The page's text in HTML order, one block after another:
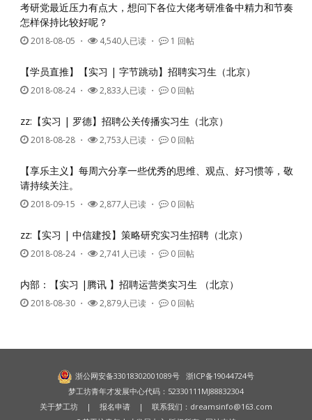
考研党最近压力有点大，想问下各位大佬考研准备中精力和节奏
怎样保持比较好呢？
2018-08-05 ・ 4,540人已读 ・ 1 回帖
【学员直推】【实习 | 字节跳动】招聘实习生（北京）
2018-08-24・ 2,833人已读 ・ 0 回帖
zz:【实习 | 罗德】招聘公关传播实习生（北京）
2018-08-28 ・ 2,753人已读 ・ 0 回帖
【享乐主义】每周六分享一些优秀的思维、观点、好习惯等，敬
请持续关注。
2018-09-15 ・ 2,877人已读 ・ 0 回帖
zz:【实习 | 中信建投】策略研究实习生招聘（北京）
2018-08-24・ 2,741人已读 ・ 0 回帖
内部：【实习 |腾讯 】招聘运营类实习生 （北京）
2018-08-30 ・ 2,879人已读 ・ 0 回帖
浙公网安备33018302001089号 浙ICP备19044724号
梦工坊青年才发展中心代码：52330111MJ88832304
关于梦工坊 | 报名申请 | 联系我们： dreamsinfo@163.com